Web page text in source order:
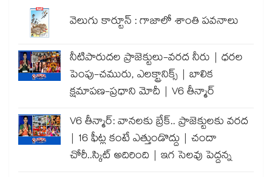
వెలుగు కార్టూన్ : గాజాలో శాంతి పవనాలు
నీటిపారుదల ప్రాజెక్టులు-వరద నీరు | ధరల
పెంపు-చమురు, ఎలక్ట్రానిక్స్ | బాలిక
క్షమాపణ-ప్రధాని మోదీ | V6 తీన్మార్
V6 తీన్మార్: వానలకు బ్రేక్.. ప్రాజెక్టులకు వరద
| 16 ఫీట్ల కంటే ఎత్తుండొద్దు | చందా
చోరీ..స్కిట్ అదిరింది | ఇగ సెలవు పెద్దన్న